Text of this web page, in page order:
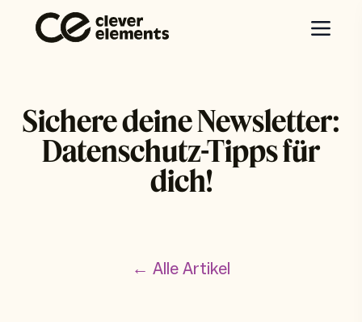
Sichere deine Newsletter:
Datenschutz-Tipps für
dich!
← Alle Artikel